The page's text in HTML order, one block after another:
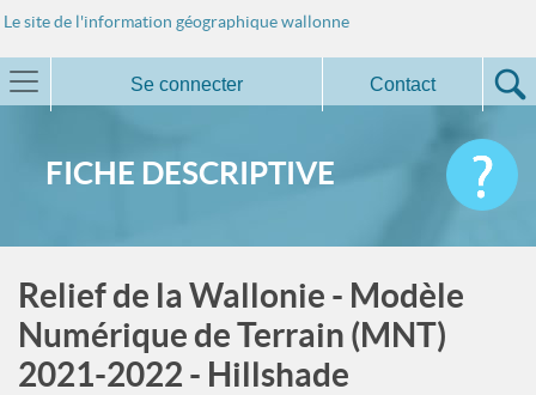
Le site de l'information géographique wallonne
Se connecter Contact
FICHE DESCRIPTIVE
Relief de la Wallonie - Modèle
Numérique de Terrain (MNT)
2021-2022 - Hillshade